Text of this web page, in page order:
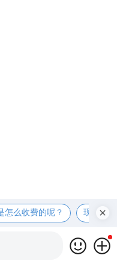
怎么收费的呢？ 现在有